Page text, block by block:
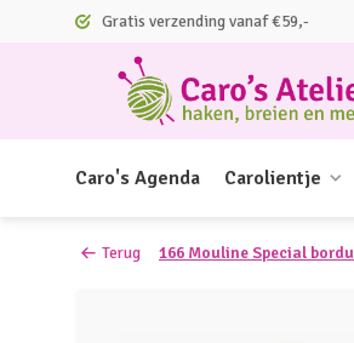
Gratis verzending vanaf €59,-
Caro's Agenda Carolientje
Terug 166 Mouline Special